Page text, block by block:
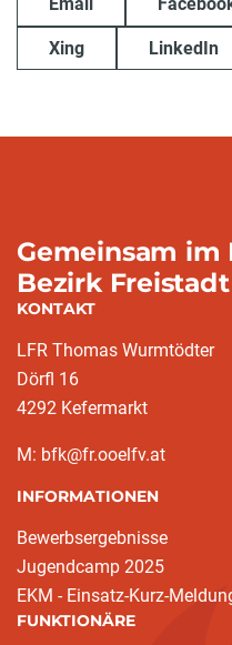
Email
Xing LinkedIn
Gemeinsam im
Bezirk Freistadt
KONTAKT
LFR Thomas Wurmtödter
Dörfl 16
4292 Kefermarkt
M: bfk@fr.ooelfv.at
INFORMATIONEN
Bewerbsergebnisse
Jugendcamp 2025
EKM - Einsatz-Kurz-
FUNKTIONÄRE